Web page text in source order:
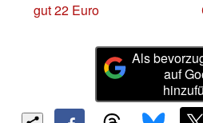
gut 22 Euro
Als
auf